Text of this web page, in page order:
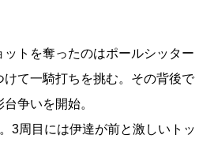
トを奪ったのはポールシッター
て一騎打ちを挑む。その背後で
争いを開始。
3周目には伊達が前と激しいトッ